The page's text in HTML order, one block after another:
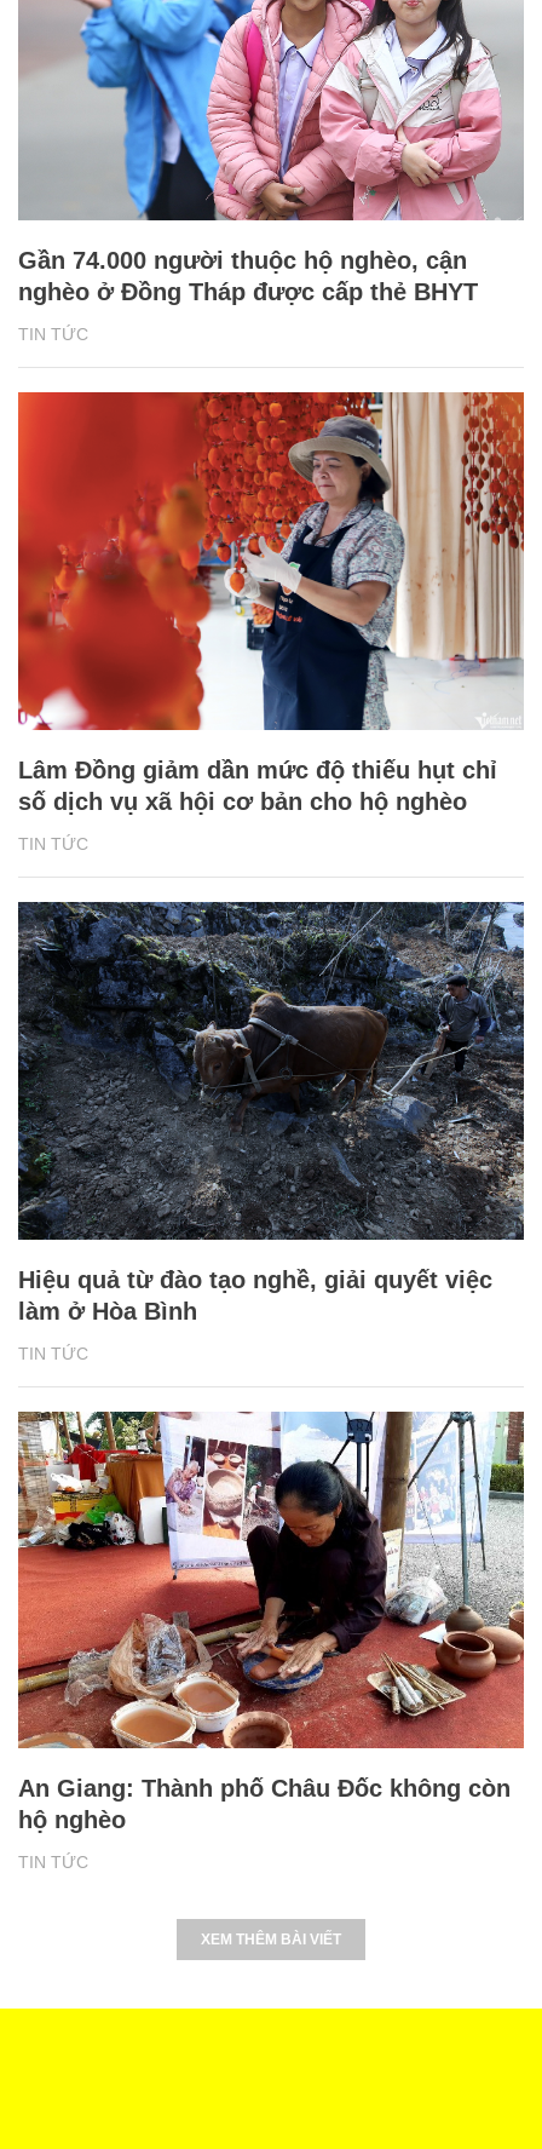
TIN TỨC
Gần 74.000 người thuộc hộ nghèo, cận
nghèo ở Đồng Tháp được cấp thẻ BHYT
TIN TỨC
Lâm Đồng giảm dần mức độ thiếu hụt chỉ
số dịch vụ xã hội cơ bản cho hộ nghèo
TIN TỨC
Hiệu quả từ đào tạo nghề, giải quyết việc
làm ở Hòa Bình
TIN TỨC
An Giang: Thành phố Châu Đốc không còn
hộ nghèo
XEM THÊM BÀI VIẾT